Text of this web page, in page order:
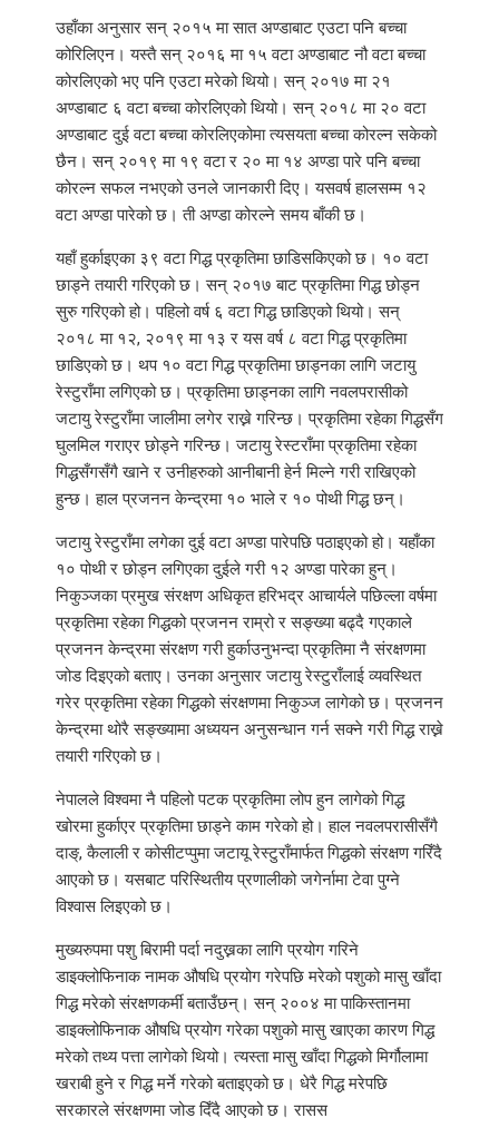
उहाँका अनुसार सन् २०१५ मा सात अण्डाबाट एउटा पनि बच्चा
कोरिलिएन। यस्तै सन् २०१६ मा १५ वटा अण्डाबाट नौ वटा बच्चा
कोरलिएको भए पनि एउटा मरेको थियो। सन् २०१७ मा २१
अण्डाबाट ६ वटा बच्चा कोरलिएको थियो। सन् २०१८ मा २० वटा
अण्डाबाट दुई वटा बच्चा कोरलिएकोमा त्यसयता बच्चा कोरल्न सकेको
छैन। सन् २०१९ मा १९ वटा र २० मा १४ अण्डा पारे पनि बच्चा
कोरल्न सफल नभएको उनले जानकारी दिए। यसवर्ष हालसम्म १२
वटा अण्डा पारेको छ। ती अण्डा कोरल्ने समय बाँकी छ।
यहाँ हुर्काइएका ३९ वटा गिद्ध प्रकृतिमा छाडिसकिएको छ। १० वटा
छाड्ने तयारी गरिएको छ। सन् २०१७ बाट प्रकृतिमा गिद्ध छोड्न
सुरु गरिएको हो। पहिलो वर्ष ६ वटा गिद्ध छाडिएको थियो। सन्
२०१८ मा १२, २०१९ मा १३ र यस वर्ष ८ वटा गिद्ध प्रकृतिमा
छाडिएको छ। थप १० वटा गिद्ध प्रकृतिमा छाड्नका लागि जटायु
रेस्टुराँमा लगिएको छ। प्रकृतिमा छाड्नका लागि नवलपरासीको
जटायु रेस्टुराँमा जालीमा लगेर राख्ने गरिन्छ। प्रकृतिमा रहेका गिद्धसँग
घुलमिल गराएर छोड्ने गरिन्छ। जटायु रेस्टराँमा प्रकृतिमा रहेका
गिद्धसँगसँगै खाने र उनीहरुको आनीबानी हेर्न मिल्ने गरी राखिएको
हुन्छ। हाल प्रजनन केन्द्रमा १० भाले र १० पोथी गिद्ध छन्।
जटायु रेस्टुराँमा लगेका दुई वटा अण्डा पारेपछि पठाइएको हो। यहाँका
१० पोथी र छोड्न लगिएका दुईले गरी १२ अण्डा पारेका हुन्।
निकुञ्जका प्रमुख संरक्षण अधिकृत हरिभद्र आचार्यले पछिल्ला वर्षमा
प्रकृतिमा रहेका गिद्धको प्रजनन राम्रो र सङ्ख्या बढ्दै गएकाले
प्रजनन केन्द्रमा संरक्षण गरी हुर्काउनुभन्दा प्रकृतिमा नै संरक्षणमा
जोड दिइएको बताए। उनका अनुसार जटायु रेस्टुराँलाई व्यवस्थित
गरेर प्रकृतिमा रहेका गिद्धको संरक्षणमा निकुञ्ज लागेको छ। प्रजनन
केन्द्रमा थोरै सङ्ख्यामा अध्ययन अनुसन्धान गर्न सक्ने गरी गिद्ध राख्ने
तयारी गरिएको छ।
नेपालले विश्वमा नै पहिलो पटक प्रकृतिमा लोप हुन लागेको गिद्ध
खोरमा हुर्काएर प्रकृतिमा छाड्ने काम गरेको हो। हाल नवलपरासीसँगै
दाङ्, कैलाली र कोसीटप्पुमा जटायू रेस्टुराँमार्फत गिद्धको संरक्षण गरिँदै
आएको छ। यसबाट परिस्थितीय प्रणालीको जगेर्नामा टेवा पुग्ने
विश्वास लिइएको छ।
मुख्यरुपमा पशु बिरामी पर्दा नदुख्नका लागि प्रयोग गरिने
डाइक्लोफिनाक नामक औषधि प्रयोग गरेपछि मरेको पशुको मासु खाँदा
गिद्ध मरेको संरक्षणकर्मी बताउँछन्। सन् २००४ मा पाकिस्तानमा
डाइक्लोफिनाक औषधि प्रयोग गरेका पशुको मासु खाएका कारण गिद्ध
मरेको तथ्य पत्ता लागेको थियो। त्यस्ता मासु खाँदा गिद्धको मिर्गौलामा
खराबी हुने र गिद्ध मर्ने गरेको बताइएको छ। धेरै गिद्ध मरेपछि
सरकारले संरक्षणमा जोड दिँदै आएको छ। रासस